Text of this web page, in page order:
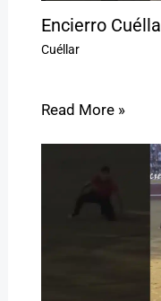
Encierro
Cuéllar
Read More »